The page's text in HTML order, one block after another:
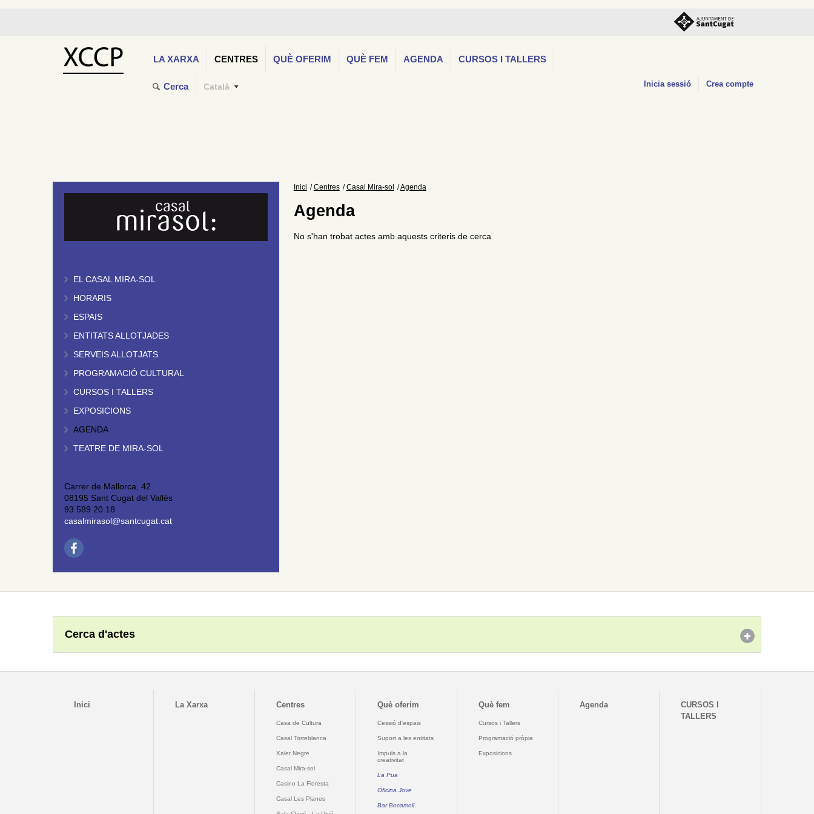
LA XARXA CENTRES QUÈ OFERIM QUÈ FEM AGENDA CURSOS I TALLERS
Cerca Català Inicia sessió Crea compte
EL CASAL MIRA-SOL
HORARIS
ESPAIS
ENTITATS ALLOTJADES
SERVEIS ALLOTJATS
PROGRAMACIÓ CULTURAL
CURSOS I TALLERS
EXPOSICIONS
AGENDA
TEATRE DE MIRA-SOL
Carrer de Mallorca, 42
08195 Sant Cugat del Vallès
93 589 20 18
casalmirasol@santcugat.cat
Inici Centres Casal Mira-sol Agenda
Agenda
No s'han trobat actes amb aquests criteris de cerca
Cerca d'actes
Inici La Xarxa Centres
Casa de Cultura
Casal Torreblanca
Xalet Negre
Casal Mira-sol
Casino La Floresta
Casal Les Planes
Què oferim
Cessió d'espais
Suport a les entitats
Impuls a la
creativitat
La Pua
Oficina Jove
Bar Bocamoll
Què fem
Cursos i Tallers
Programació pròpia
Exposicions
Agenda
CURSOS I
TALLERS